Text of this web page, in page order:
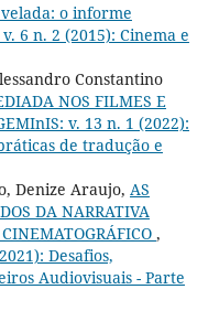
o informe
6 n. 2 (2015): Cinema e
Constantino
NOS FILMES E
v. 13 n. 1 (2022):
de tradução e
Denize Araujo, AS
DA NARRATIVA
,
Desafios,
Audiovisuais - Parte